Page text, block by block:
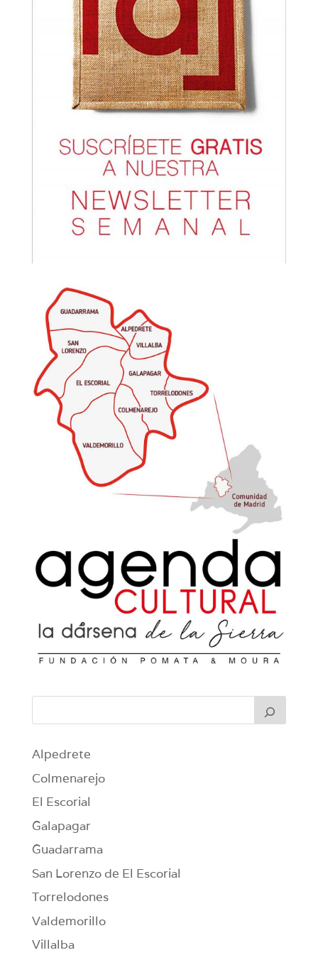
Alpedrete
Colmenarejo
El Escorial
Galapagar
Guadarrama
San Lorenzo de El Escorial
Torrelodones
Valdemorillo
Villalba